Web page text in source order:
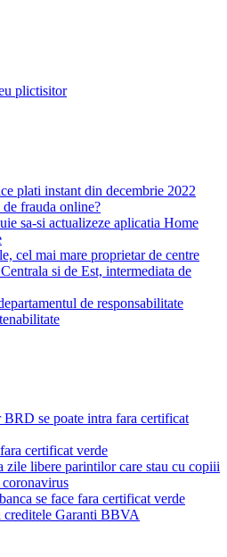
plictisitor
plati instant din decembrie 2022
frauda online?
sa-si actualizeze aplicatia Home
cel mai mare proprietar de centre
si de Est, intermediata de
de responsabilitate
se poate intra fara certificat
certificat verde
zile libere parintilor care stau cu copiii
se face fara certificat verde
creditele Garanti BBVA